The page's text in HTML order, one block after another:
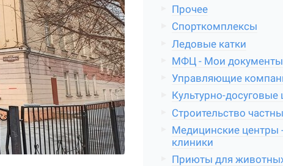
Прочее
Спорткомплексы
Ледовые катки
МФЦ - Мои документы
Управляющие
Культурно-досуговые
Строительство
Медицинские центры
клиники
Приюты для